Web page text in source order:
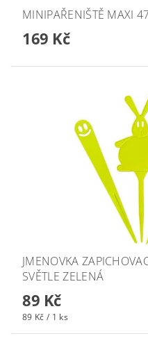
MINIPAŘENIŠTĚ MAXI
169 Kč
JMENOVKA
SVĚTLE ZELENÁ
89 Kč
89 Kč / 1 ks